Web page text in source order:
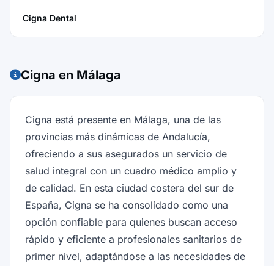
Cigna Dental
Cigna en Málaga
Cigna está presente en Málaga, una de las
provincias más dinámicas de Andalucía,
ofreciendo a sus asegurados un servicio de
salud integral con un cuadro médico amplio y
de calidad. En esta ciudad costera del sur de
España, Cigna se ha consolidado como una
opción confiable para quienes buscan acceso
rápido y eficiente a profesionales sanitarios de
primer nivel, adaptándose a las necesidades de